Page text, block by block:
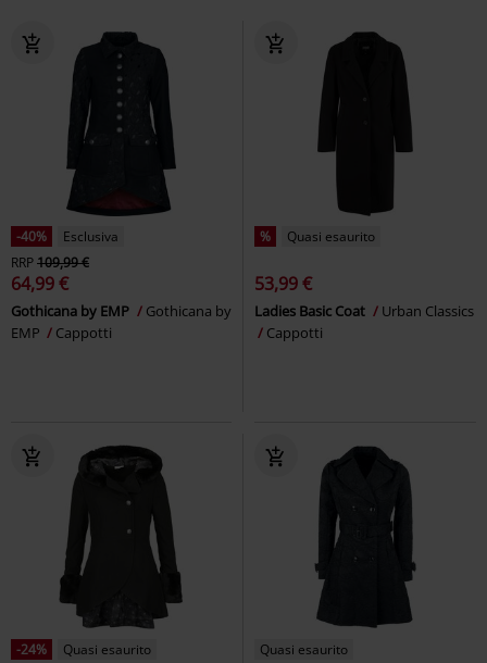
-40%
Esclusiva
RRP109,99 €
64,99 €
Gothicana by EMP
Gothicana by
EMP
Cappotti
% Quasi esaurito
53,99 €
Ladies Basic Coat
Urban Classics
Cappotti
-24% Quasi esaurito Quasi esaurito